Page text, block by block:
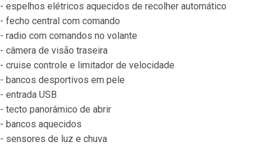
- espelhos elétricos aquecidos de recolher automático
- fecho central com comando
- radio com comandos no volante
- câmera de visão traseira
- cruise controle e limitador de velocidade
- bancos desportivos em pele
- entrada USB
- tecto panorâmico de abrir
- bancos aquecidos
- sensores de luz e chuva